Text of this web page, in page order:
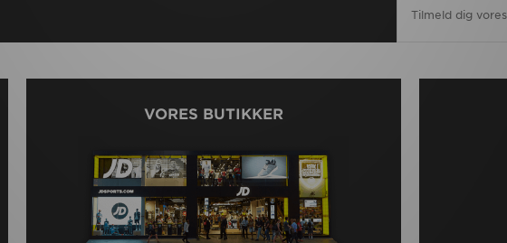
VORES BUTIKKER